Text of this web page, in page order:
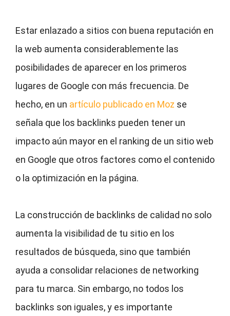
Estar enlazado a sitios con buena reputación en
la web aumenta considerablemente las
posibilidades de aparecer en los primeros
lugares de Google con más frecuencia. De
hecho, en un artículo publicado en Moz se
señala que los backlinks pueden tener un
impacto aún mayor en el ranking de un sitio web
en Google que otros factores como el contenido
o la optimización en la página.
La construcción de backlinks de calidad no solo
aumenta la visibilidad de tu sitio en los
resultados de búsqueda, sino que también
ayuda a consolidar relaciones de networking
para tu marca. Sin embargo, no todos los
backlinks son iguales, y es importante